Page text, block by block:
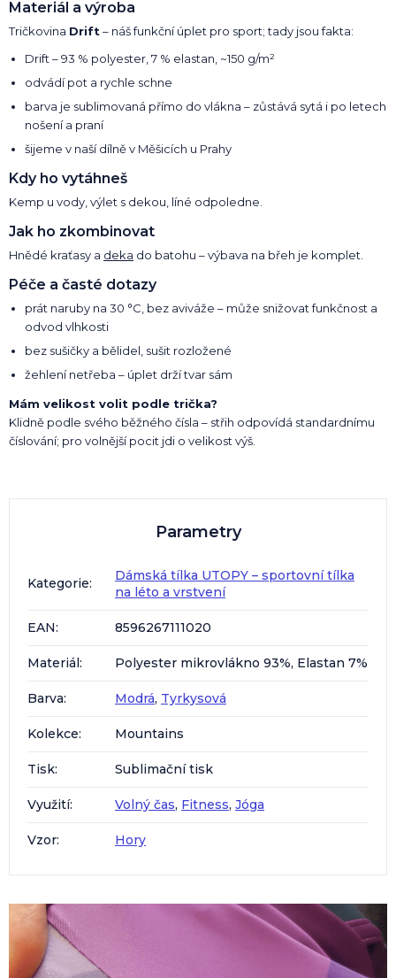
Materiál a výroba
Tričkovina Drift– náš funkční úplet pro sport; tady jsou fakta:
Drift – 93 % polyester, 7 % elastan, ~150 g/m²
odvádí pot a rychle schne
barva je sublimovaná přímo do vlákna – zůstává sytá i po letech
nošení a praní
šijeme v naší dílně v Měšicích u Prahy
Kdy ho vytáhneš
Kemp u vody, výlet s dekou, líné odpoledne.
Jak ho zkombinovat
Hnědé kraťasy a deka do batohu – výbava na břeh je komplet.
Péče a časté dotazy
prát naruby na 30 °C, bez aviváže – může snižovat funkčnost a
odvod vlhkosti
bez sušičky a bělidel, sušit rozložené
žehlení netřeba – úplet drží tvar sám
Mám velikost volit podle trička?
Klidně podle svého běžného čísla – střih odpovídá standardnímu
číslování; pro volnější pocit jdi o velikost výš.
Parametry
Kategorie:
Dámská tílka UTOPY – sportovní tílka
na léto a vrstvení
EAN: 8596267111020
Materiál: Polyester mikrovlákno 93%, Elastan 7%
Barva: Modrá, Tyrkysová
Kolekce: Mountains
Tisk: Sublimační tisk
Využití: Volný čas, Fitness, Jóga
Vzor: Hory